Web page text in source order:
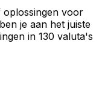
oplossingen voor
je aan het juiste
in 130 valuta's